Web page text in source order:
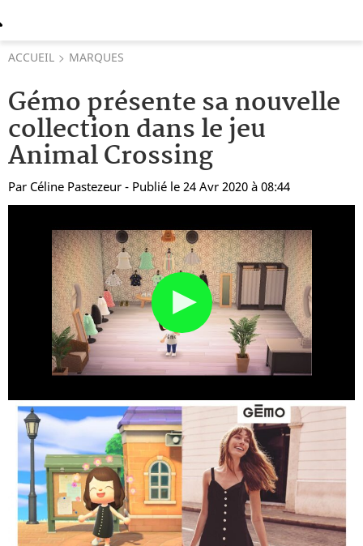
ACCUEIL MARQUES
Gémo présente sa nouvelle
collection dans le jeu
Animal Crossing
Par Céline Pastezeur - Publié le 24 Avr 2020 à 08:44